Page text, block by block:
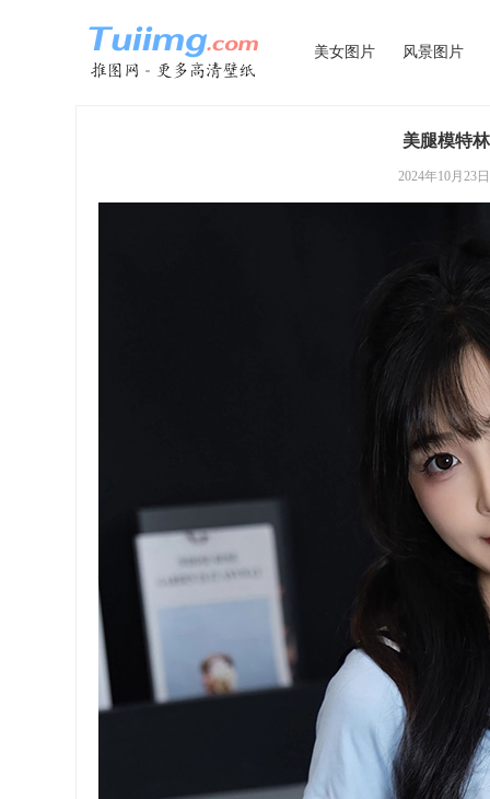
美女图片 风景图片
美腿模特
2024年10月23